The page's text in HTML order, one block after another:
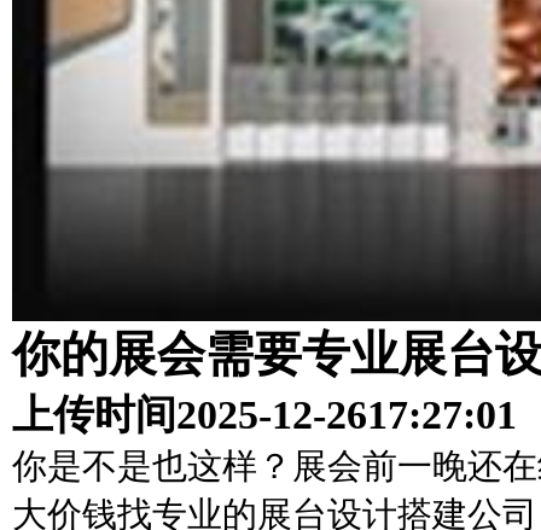
你的展会需要专业展台
上传时间2025-12-2617:27:01
你是不是也这样？展会前一晚还
大价钱找专业的展台设计搭建公